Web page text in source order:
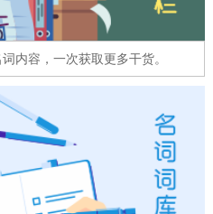
한국어 日本語
РУССКИЙ ЯЗЫК
العربية PORTUGUÊS
容，一次获取更多干货。